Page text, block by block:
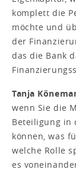
komplett die
möchte und
der
das die Bank
Tanja
wenn Sie die
Beteiligung in
können, was
welche Rolle
es